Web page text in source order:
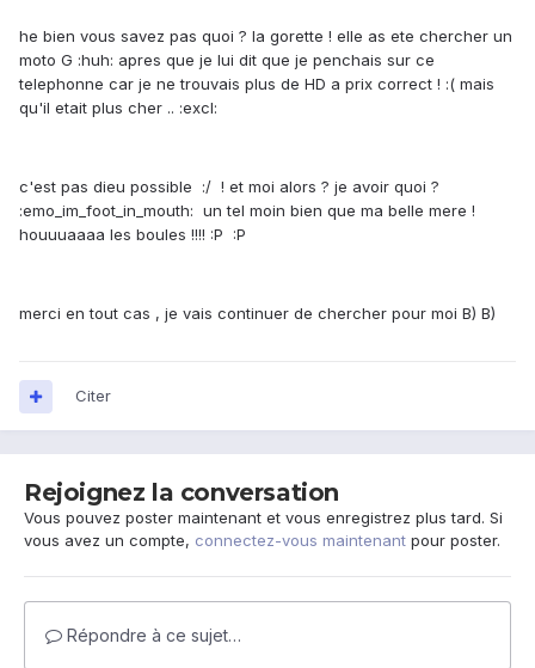
he bien vous savez pas quoi ? la gorette ! elle as ete chercher un
moto G :huh: apres que je lui dit que je penchais sur ce
telephonne car je ne trouvais plus de HD a prix correct ! :( mais
qu'il etait plus cher .. :excl:
c'est pas dieu possible :/ ! et moi alors ? je avoir quoi ?
:emo_im_foot_in_mouth: un tel moin bien que ma belle mere !
houuuaaaa les boules !!!! :P :P
merci en tout cas , je vais continuer de chercher pour moi B) B)
Citer
Rejoignez la conversation
Vous pouvez poster maintenant et vous enregistrez plus tard. Si
vous avez un compte, connectez-vous maintenant pour poster.
Répondre à ce sujet…